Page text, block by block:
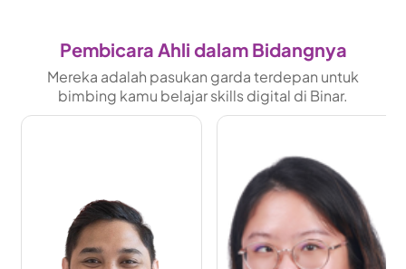
Pembicara Ahli dalam Bidangnya
Mereka adalah pasukan garda terdepan untuk
bimbing kamu belajar skills digital di Binar.